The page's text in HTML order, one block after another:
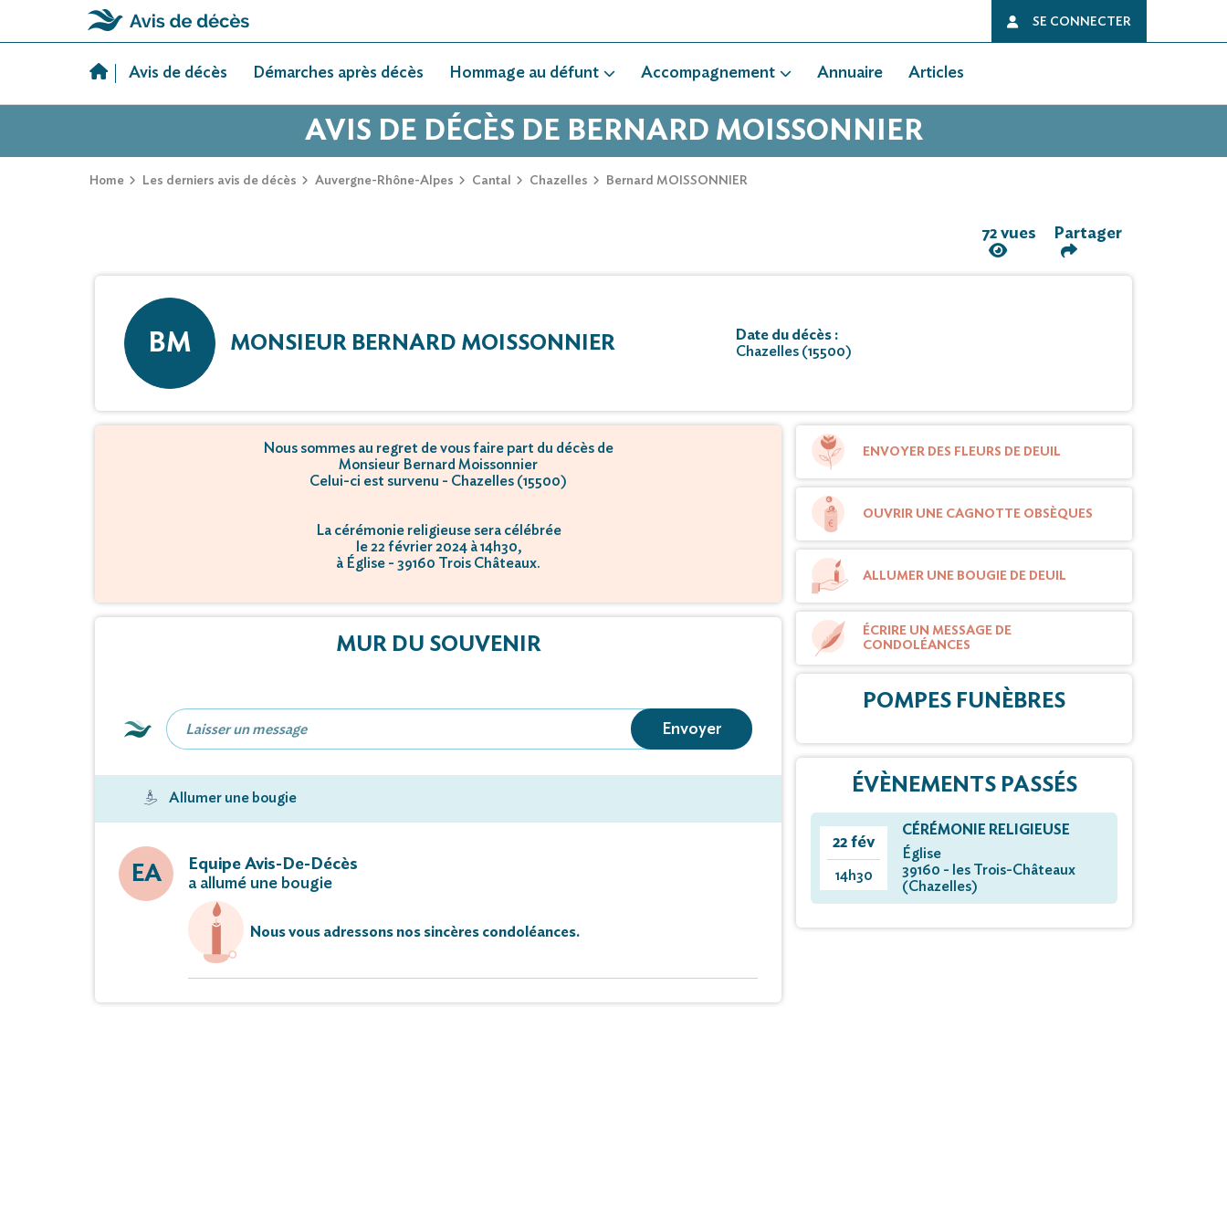
SE CONNECTER
Avis de décès Démarches après décès Hommage au défunt Accompagnement Annuaire Articles
AVIS DE DÉCÈS DE BERNARD MOISSONNIER
Home Les derniers avis de décès Auvergne-Rhône-Alpes Cantal Chazelles Bernard MOISSONNIER
72 vues Partager
BM MONSIEUR BERNARD MOISSONNIER
Date du décès :
Chazelles (15500)
Nous sommes au regret de vous faire part du décès de
Monsieur Bernard Moissonnier
Celui-ci est survenu - Chazelles (15500)
La cérémonie religieuse sera célébrée
le 22 février 2024 à 14h30,
à Église - 39160 Trois Châteaux.
MUR DU SOUVENIR
Envoyer
Allumer une bougie
EA
Equipe Avis-De-Décès
a allumé une bougie
Nous vous adressons nos sincères condoléances.
ENVOYER DES FLEURS DE DEUIL
OUVRIR UNE CAGNOTTE OBSÈQUES
ALLUMER UNE BOUGIE DE DEUIL
ÉCRIRE UN MESSAGE DE
CONDOLÉANCES
POMPES FUNÈBRES
ÉVÈNEMENTS PASSÉS
22 fév
14h30
CÉRÉMONIE RELIGIEUSE
Église
39160 - les Trois-Châteaux
(Chazelles)